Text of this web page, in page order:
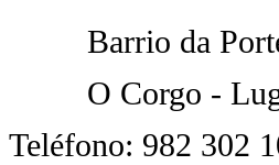
Barrio da
O Corgo -
Teléfono: 982 302